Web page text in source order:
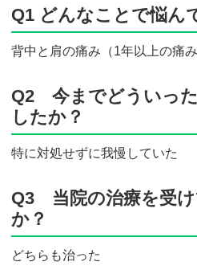
Q1 どんなことで悩ん
背中と肩の痛み（1年以上の痛み
Q2 今までどういっ
したか？
特に対処せずに我慢していた
Q3 当院の治療を受
か？
どちらも治った